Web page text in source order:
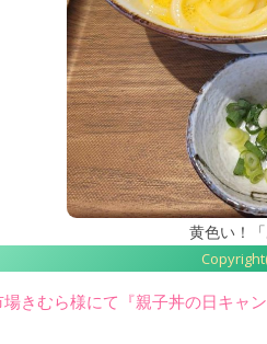
黄色い！
きむら様にて『親子丼の日キャ